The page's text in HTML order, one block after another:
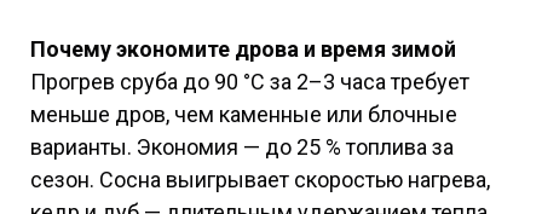
Почему экономите дрова и время зимой
Прогрев сруба до 90 °C за 2–3 часа требует
меньше дров, чем каменные или блочные
варианты. Экономия — до 25 % топлива за
сезон. Сосна выигрывает скоростью нагрева,